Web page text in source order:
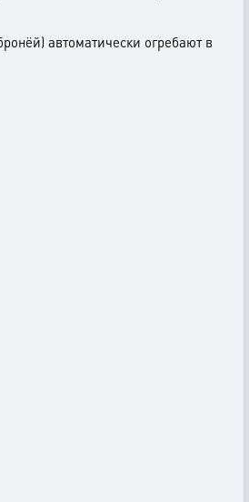
автоматически огребают в